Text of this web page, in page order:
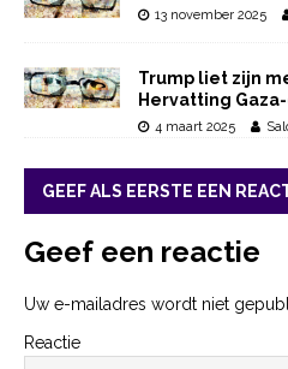
13 november 2025
Trump liet zijn
Hervatting
4 maart 2025
GEEF ALS EERSTE EEN
Geef een reactie
Uw e-mailadres wordt niet
Reactie